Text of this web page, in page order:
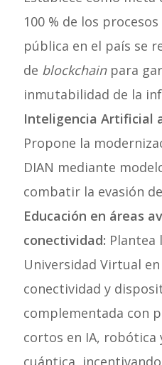
100 % de los
pública en el país se
de blockchainpara
inmutabilidad de la
Inteligencia Artificial
Propone la
DIAN mediante
combatir la evasión
Educación en áreas
conectividad: Plantea
Universidad Virtual
conectividad y
complementada con
cortos en IA, robótica
cuántica,